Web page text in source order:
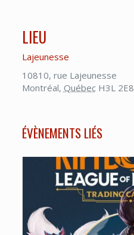
LIEU
Lajeunesse
10810, rue Lajeunesse
Montréal, Québec H3L 2E8
ÉVÈNEMENTS LIÉS